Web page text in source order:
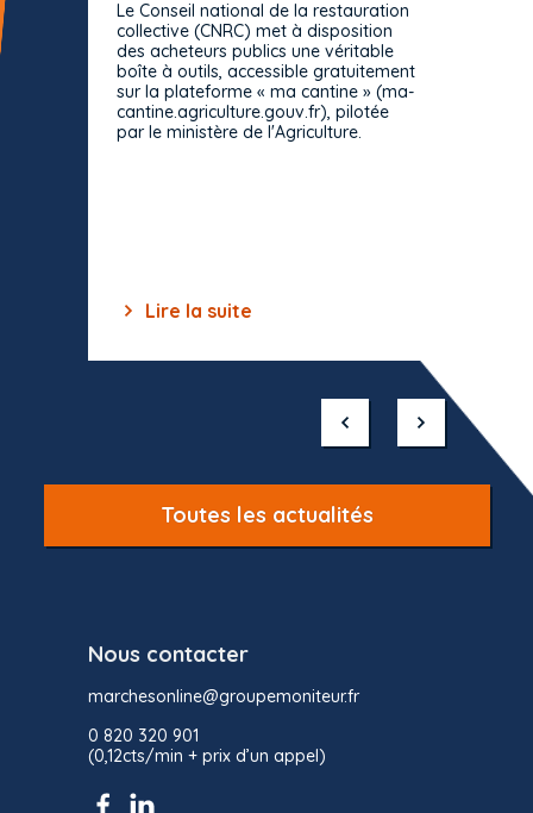
Le Conseil national de la restauration
collective (CNRC) met à disposition
des acheteurs publics une véritable
boîte à outils, accessible gratuitement
sur la plateforme « ma cantine » (ma-
cantine.agriculture.gouv.fr), pilotée
par le ministère de l'Agriculture.
Lire la suite
Toutes les actualités
Nous contacter
marchesonline@groupemoniteur.fr
0 820 320 901
(0,12cts/min + prix d’un appel)